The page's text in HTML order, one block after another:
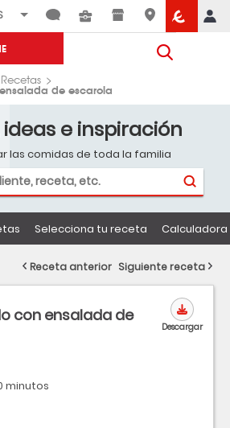
Recetas
de escarola
ideas e inspiración
las comidas de toda la familia
Selecciona tu receta
con ensalada de
minutos
Descargar
Receta anterior Siguiente receta